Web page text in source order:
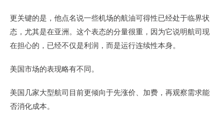
更关键的是，他点名说一些机场的航油可得性已经处于临界状
态，尤其是在亚洲。这个表态的分量很重，因为它说明航司现
在担心的，已经不仅是利润，而是运行连续性本身。
美国市场的表现略有不同。
美国几家大型航司目前更倾向于先涨价、加费，再观察需求能
否消化成本。